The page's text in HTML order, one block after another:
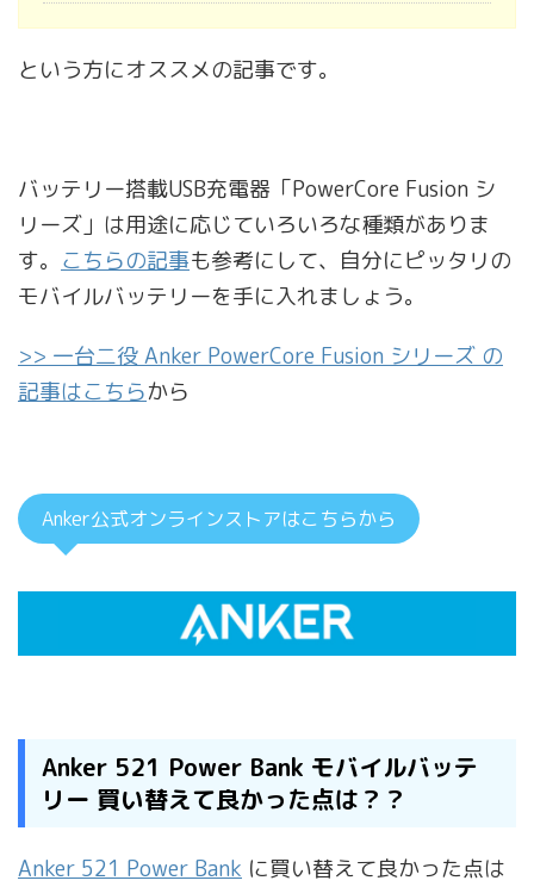
という方にオススメの記事です。
バッテリー搭載USB充電器「PowerCore Fusion シ
リーズ」は用途に応じていろいろな種類がありま
す。 こちらの記事も参考にして、自分にピッタリの
モバイルバッテリーを手に入れましょう。
>> 一台二役 Anker PowerCore Fusion シリーズ の
記事はこちらから
Anker公式オンラインストアはこちらから
Anker 521 Power Bank モバイルバッテ
リー 買い替えて良かった点は？？
Anker 521 Power Bank に買い替えて良かった点は